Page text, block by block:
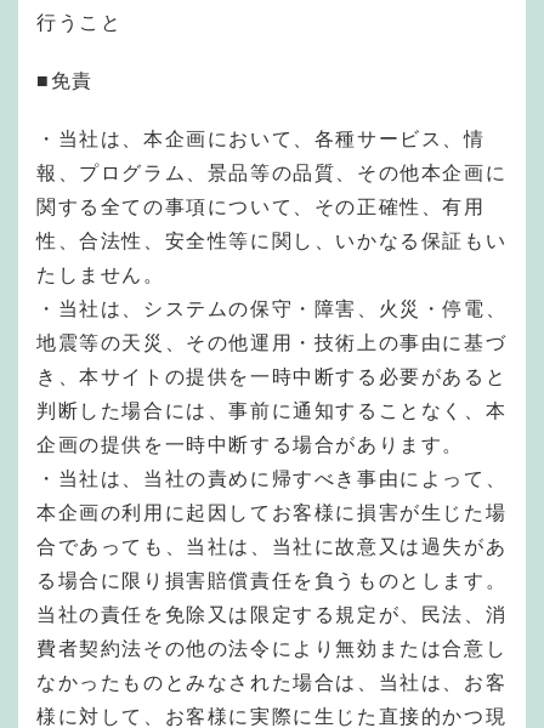
行うこと
■免責
・当社は、本企画において、各種サービス、情
報、プログラム、景品等の品質、その他本企画に
関する全ての事項について、その正確性、有用
性、合法性、安全性等に関し、いかなる保証もい
たしません。
・当社は、システムの保守・障害、火災・停電、
地震等の天災、その他運用・技術上の事由に基づ
き、本サイトの提供を一時中断する必要があると
判断した場合には、事前に通知することなく、本
企画の提供を一時中断する場合があります。
・当社は、当社の責めに帰すべき事由によって、
本企画の利用に起因してお客様に損害が生じた場
合であっても、当社は、当社に故意又は過失があ
る場合に限り損害賠償責任を負うものとします。
当社の責任を免除又は限定する規定が、民法、消
費者契約法その他の法令により無効または合意し
なかったものとみなされた場合は、当社は、お客
様に対して、お客様に実際に生じた直接的かつ現